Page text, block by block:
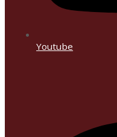
Youtube